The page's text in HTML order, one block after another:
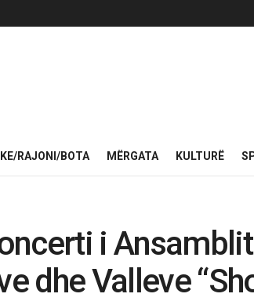
RAJONI/BOTA MËRGATA KULTURË
i Ansamblit
dhe Valleve